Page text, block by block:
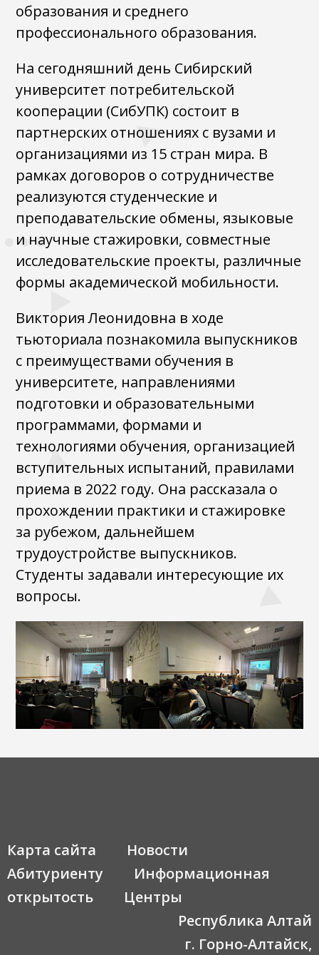
образования и среднего
профессионального образования.
На сегодняшний день Сибирский
университет потребительской
кооперации (СибУПК) состоит в
партнерских отношениях с вузами и
организациями из 15 стран мира. В
рамках договоров о сотрудничестве
реализуются студенческие и
преподавательские обмены, языковые
и научные стажировки, совместные
исследовательские проекты, различные
формы академической мобильности.
Виктория Леонидовна в ходе
тьюториала познакомила выпускников
с преимуществами обучения в
университете, направлениями
подготовки и образовательными
программами, формами и
технологиями обучения, организацией
вступительных испытаний, правилами
приема в 2022 году. Она рассказала о
прохождении практики и стажировке
за рубежом, дальнейшем
трудоустройстве выпускников.
Студенты задавали интересующие их
вопросы.
Карта сайта
Новости
Абитуриенту
Информационная
открытость
Центры
Республика Алтай
г. Горно-Алтайск,